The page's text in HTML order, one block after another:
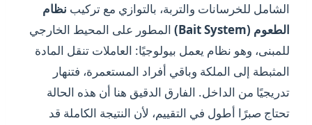
الشامل للخرسانات والتربة، بالتوازي مع تركيب نظام
الطعوم (Bait System)
المطور على المحيط الخارجي
للمبنى، وهو نظام يعمل بيولوجيًا: العاملات تنقل المادة
المثبطة إلى الملكة وباقي أفراد المستعمرة، فتنهار
تدريجيًا من الداخل. الفارق الدقيق هنا أن هذه الحالة
تحتاج صبرًا أطول في التقييم، لأن النتيجة الكاملة قد